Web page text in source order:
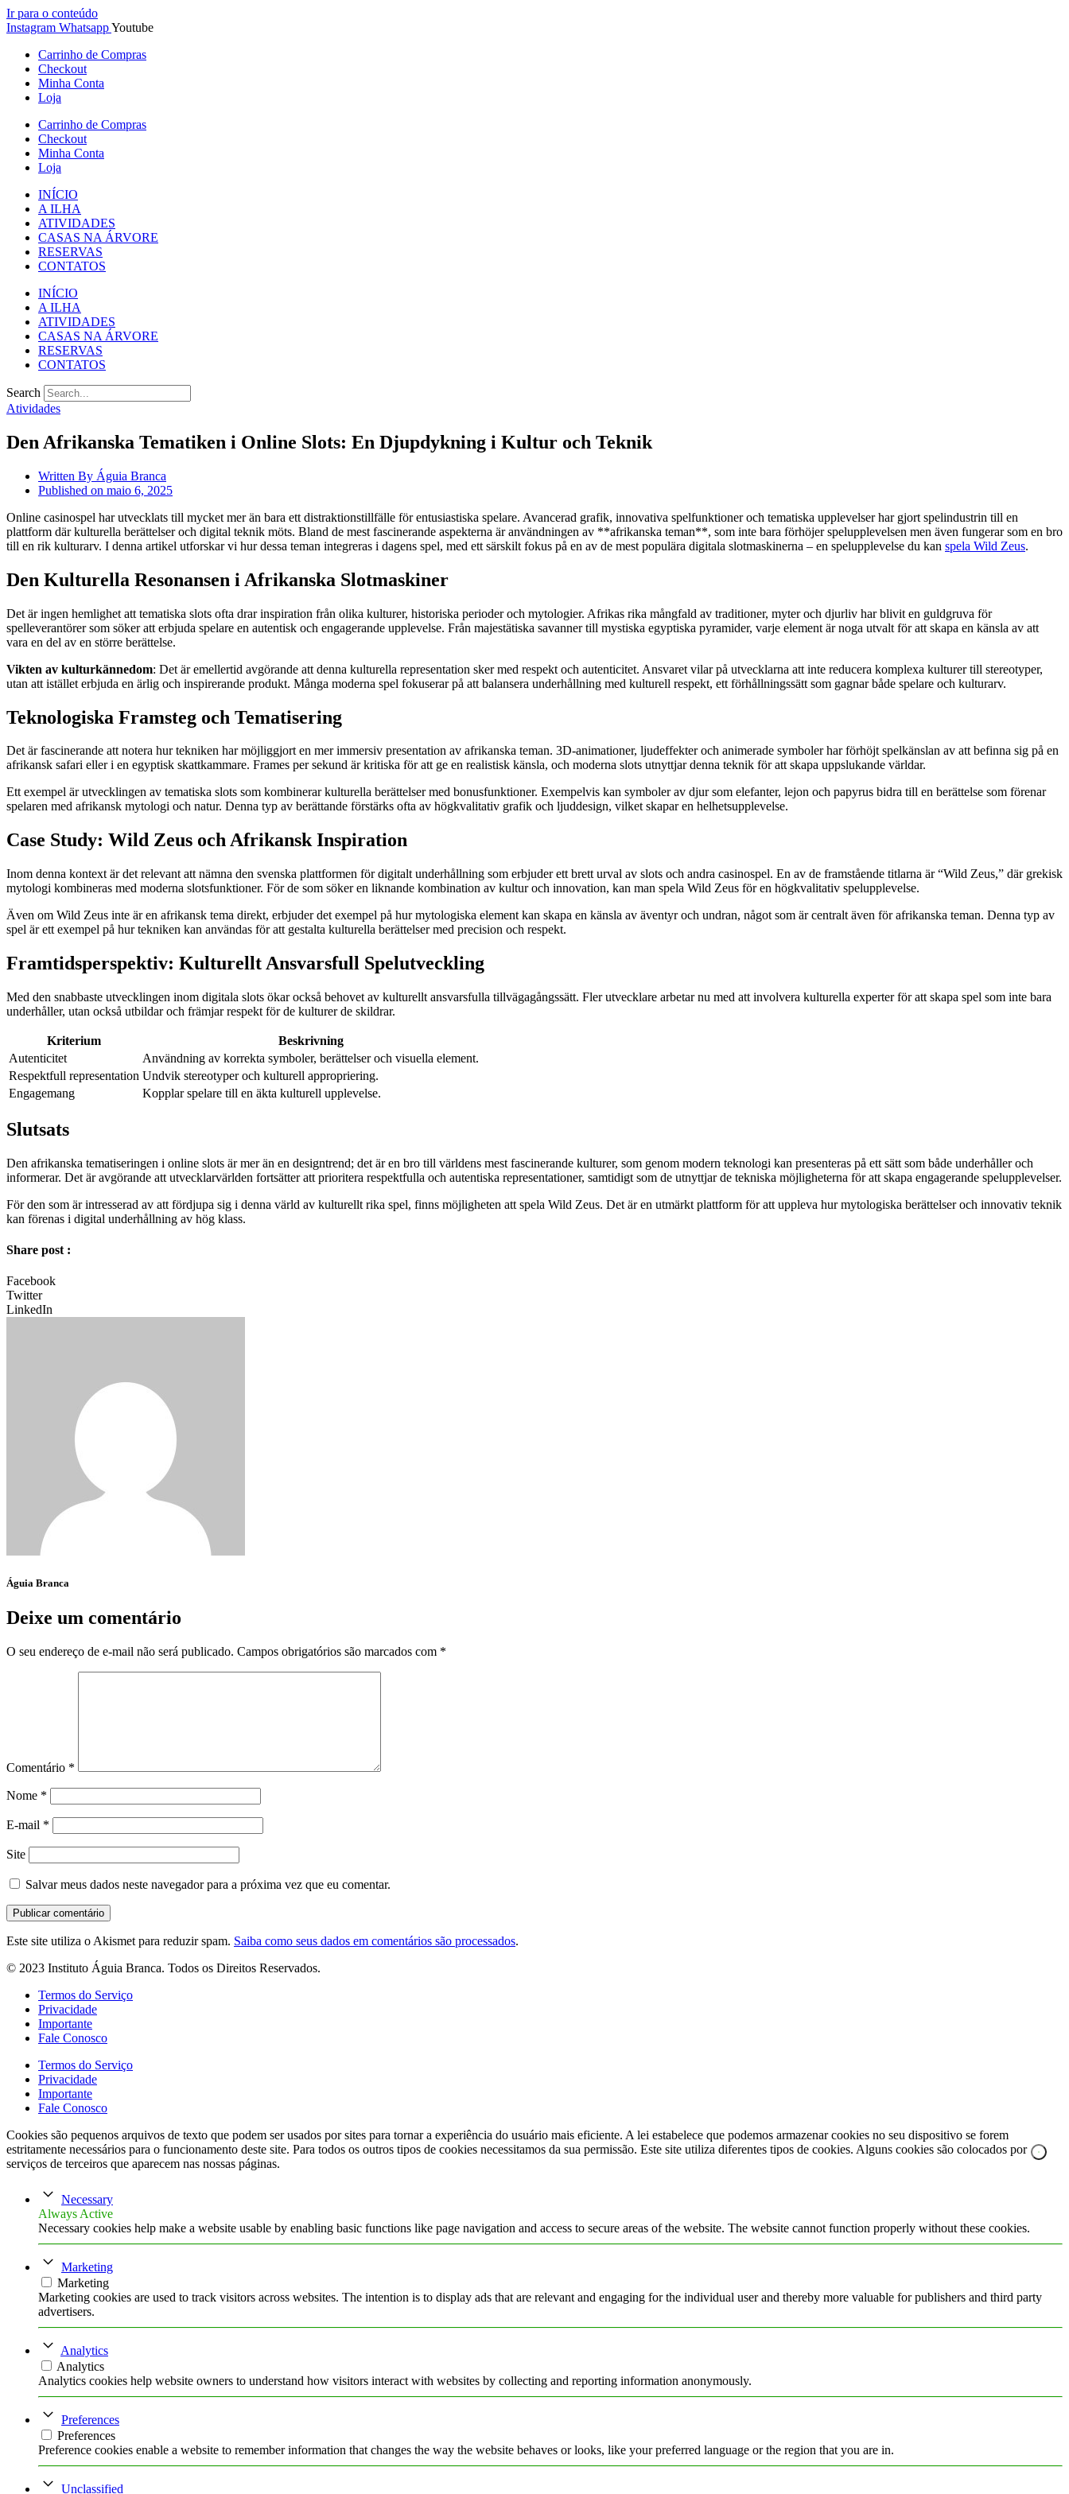
Ir para o conteúdo
Instagram WhatsappYoutube
Carrinho de Compras
Checkout
Minha Conta
Loja
Carrinho de Compras
Checkout
Minha Conta
Loja
INÍCIO
A ILHA
ATIVIDADES
CASAS NA ÁRVORE
RESERVAS
CONTATOS
INÍCIO
A ILHA
ATIVIDADES
CASAS NA ÁRVORE
RESERVAS
CONTATOS
Search
Atividades
Den Afrikanska Tematiken i Online Slots: En Djupdykning i Kultur och Teknik
Written By Águia Branca
Published on maio 6, 2025
Online casinospel har utvecklats till mycket mer än bara ett distraktionstillfälle för entusiastiska spelare. Avancerad grafik, innovativa spelfunktioner och tematiska upplevelser har gjort spelindustrin till en
plattform där kulturella berättelser och digital teknik möts. Bland de mest fascinerande aspekterna är användningen av **afrikanska teman**, som inte bara förhöjer spelupplevelsen men även fungerar som en bro
till en rik kulturarv. I denna artikel utforskar vi hur dessa teman integreras i dagens spel, med ett särskilt fokus på en av de mest populära digitala slotmaskinerna – en spelupplevelse du kan spela Wild Zeus.
Den Kulturella Resonansen i Afrikanska Slotmaskiner
Det är ingen hemlighet att tematiska slots ofta drar inspiration från olika kulturer, historiska perioder och mytologier. Afrikas rika mångfald av traditioner, myter och djurliv har blivit en guldgruva för
spelleverantörer som söker att erbjuda spelare en autentisk och engagerande upplevelse. Från majestätiska savanner till mystiska egyptiska pyramider, varje element är noga utvalt för att skapa en känsla av att
vara en del av en större berättelse.
Vikten av kulturkännedom: Det är emellertid avgörande att denna kulturella representation sker med respekt och autenticitet. Ansvaret vilar på utvecklarna att inte reducera komplexa kulturer till stereotyper,
utan att istället erbjuda en ärlig och inspirerande produkt. Många moderna spel fokuserar på att balansera underhållning med kulturell respekt, ett förhållningssätt som gagnar både spelare och kulturarv.
Teknologiska Framsteg och Tematisering
Det är fascinerande att notera hur tekniken har möjliggjort en mer immersiv presentation av afrikanska teman. 3D-animationer, ljudeffekter och animerade symboler har förhöjt spelkänslan av att befinna sig på en
afrikansk safari eller i en egyptisk skattkammare. Frames per sekund är kritiska för att ge en realistisk känsla, och moderna slots utnyttjar denna teknik för att skapa uppslukande världar.
Ett exempel är utvecklingen av tematiska slots som kombinerar kulturella berättelser med bonusfunktioner. Exempelvis kan symboler av djur som elefanter, lejon och papyrus bidra till en berättelse som förenar
spelaren med afrikansk mytologi och natur. Denna typ av berättande förstärks ofta av högkvalitativ grafik och ljuddesign, vilket skapar en helhetsupplevelse.
Case Study: Wild Zeus och Afrikansk Inspiration
Inom denna kontext är det relevant att nämna den svenska plattformen för digitalt underhållning som erbjuder ett brett urval av slots och andra casinospel. En av de framstående titlarna är “Wild Zeus,” där grekisk
mytologi kombineras med moderna slotsfunktioner. För de som söker en liknande kombination av kultur och innovation, kan man spela Wild Zeus för en högkvalitativ spelupplevelse.
Även om Wild Zeus inte är en afrikansk tema direkt, erbjuder det exempel på hur mytologiska element kan skapa en känsla av äventyr och undran, något som är centralt även för afrikanska teman. Denna typ av
spel är ett exempel på hur tekniken kan användas för att gestalta kulturella berättelser med precision och respekt.
Framtidsperspektiv: Kulturellt Ansvarsfull Spelutveckling
Med den snabbaste utvecklingen inom digitala slots ökar också behovet av kulturellt ansvarsfulla tillvägagångssätt. Fler utvecklare arbetar nu med att involvera kulturella experter för att skapa spel som inte bara
underhåller, utan också utbildar och främjar respekt för de kulturer de skildrar.
Kriterium
Beskrivning
Autenticitet
Användning av korrekta symboler, berättelser och visuella element.
Respektfull representation Undvik stereotyper och kulturell appropriering.
Engagemang
Kopplar spelare till en äkta kulturell upplevelse.
Slutsats
Den afrikanska tematiseringen i online slots är mer än en designtrend; det är en bro till världens mest fascinerande kulturer, som genom modern teknologi kan presenteras på ett sätt som både underhåller och
informerar. Det är avgörande att utvecklarvärlden fortsätter att prioritera respektfulla och autentiska representationer, samtidigt som de utnyttjar de tekniska möjligheterna för att skapa engagerande spelupplevelser.
För den som är intresserad av att fördjupa sig i denna värld av kulturellt rika spel, finns möjligheten att spela Wild Zeus. Det är en utmärkt plattform för att uppleva hur mytologiska berättelser och innovativ teknik
kan förenas i digital underhållning av hög klass.
Share post :
Facebook
Twitter
LinkedIn
Águia Branca
Deixe um comentário
O seu endereço de e-mail não será publicado. Campos obrigatórios são marcados com *
Comentário *
Nome *
E-mail *
Site
Salvar meus dados neste navegador para a próxima vez que eu comentar.
Este site utiliza o Akismet para reduzir spam. Saiba como seus dados em comentários são processados.
© 2023 Instituto Águia Branca. Todos os Direitos Reservados.
Termos do Serviço
Privacidade
Importante
Fale Conosco
Termos do Serviço
Privacidade
Importante
Fale Conosco
Cookies são pequenos arquivos de texto que podem ser usados por sites para tornar a experiência do usuário mais eficiente. A lei estabelece que podemos armazenar cookies no seu dispositivo se forem
estritamente necessários para o funcionamento deste site. Para todos os outros tipos de cookies necessitamos da sua permissão. Este site utiliza diferentes tipos de cookies. Alguns cookies são colocados por
serviços de terceiros que aparecem nas nossas páginas.
Necessary
Always Active
Necessary cookies help make a website usable by enabling basic functions like page navigation and access to secure areas of the website. The website cannot function properly without these cookies.
Marketing
Marketing
Marketing cookies are used to track visitors across websites. The intention is to display ads that are relevant and engaging for the individual user and thereby more valuable for publishers and third party
advertisers.
Analytics
Analytics
Analytics cookies help website owners to understand how visitors interact with websites by collecting and reporting information anonymously.
Preferences
Preferences
Preference cookies enable a website to remember information that changes the way the website behaves or looks, like your preferred language or the region that you are in.
Unclassified